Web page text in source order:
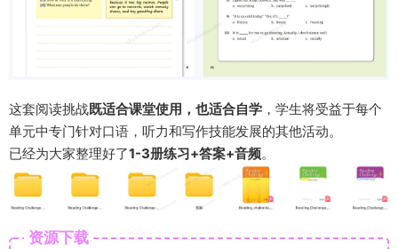
这套阅读挑战既适合课堂使用，也适合自学 ，学生将受益于每个
单元中专门针对口语，听力和写作技能发展的其他活动。
已经为大家整理好了1-3册练习+答案+音频。
资源下载